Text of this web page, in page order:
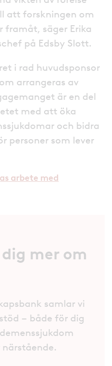
att forskningen om
framåt, säger Erika
på Edsby Slott.
i rad huvudsponsor
arrangeras av
är en del
med att öka
och bidra
personer som lever
arbete med
mer om
samlar vi
– både för dig